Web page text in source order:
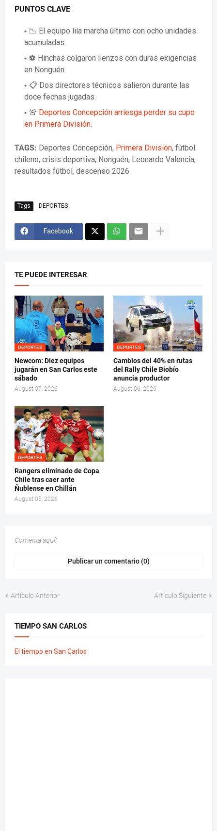
PUNTOS CLAVE
📉 El equipo lila marcha último con ocho unidades
acumuladas.
⚽ Hinchas colgaron lienzos con duras exigencias
en Nonguén.
📋 Dos directores técnicos salieron durante las
doce fechas jugadas.
🚨 Deportes Concepción arriesga perder su cupo
en Primera División.
TAGS: Deportes Concepción, Primera División, fútbol
chileno, crisis deportiva, Nonguén, Leonardo Valencia,
resultados fútbol, descenso 2026
Tags DEPORTES
Facebook
TE PUEDE INTERESAR
DEPORTES
Newcom: Diez equipos
jugarán en San Carlos este
sábado
August 07, 2026
DEPORTES
Cambios del 40% en rutas
del Rally Chile Biobío
anuncia productor
August 06, 2026
DEPORTES
Rangers eliminado de Copa
Chile tras caer ante
Ñublense en Chillán
August 05, 2026
Comenta aquí!
Publicar un comentario (0)
Artículo Anterior Artículo Siguiente
TIEMPO SAN CARLOS
El tiempo en San Carlos